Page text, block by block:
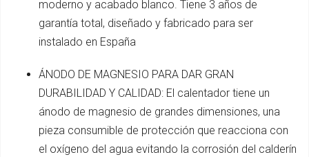
moderno y acabado blanco. Tiene 3 años de
garantía total, diseñado y fabricado para ser
instalado en España
ÁNODO DE MAGNESIO PARA DAR GRAN
DURABILIDAD Y CALIDAD: El calentador tiene un
ánodo de magnesio de grandes dimensiones, una
pieza consumible de protección que reacciona con
el oxígeno del agua evitando la corrosión del calderín